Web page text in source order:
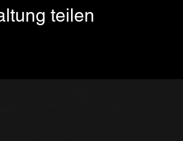
teilen